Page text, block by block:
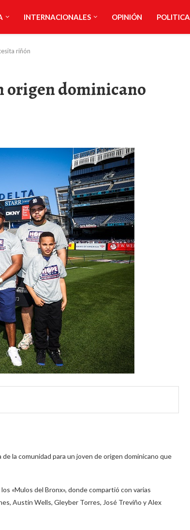
INTERNACIONALES OPINIÓN POLITICA
riñón
origen dominicano
la comunidad para un joven de origen dominicano que
«Mulos del Bronx», donde compartió con varias
Austin Wells, Gleyber Torres, José Treviño y Alex